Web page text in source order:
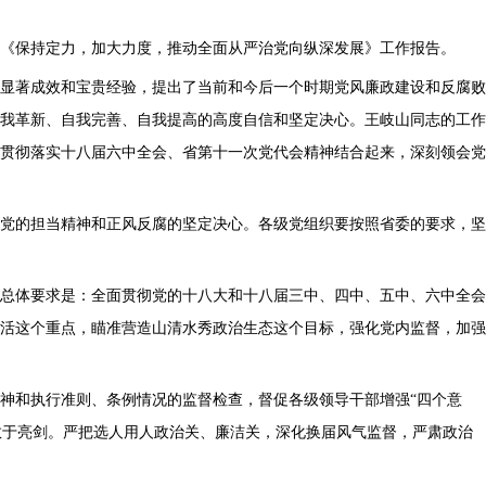
持定力，加大力度，推动全面从严治党向纵深发展》工作报告。
著成效和宝贵经验，提出了当前和今后一个时期党风廉政建设和反腐败
革新、自我完善、自我提高的高度自信和坚定决心。王岐山同志的工作
彻落实十八届六中全会、省第十一次党代会精神结合起来，深刻领会党
的担当精神和正风反腐的坚定决心。各级党组织要按照省委的要求，坚
体要求是：全面贯彻党的十八大和十八届三中、四中、五中、六中全会
这个重点，瞄准营造山清水秀政治生态这个目标，强化党内监督，加强
和执行准则、条例情况的监督检查，督促各级领导干部增强“四个意
亮剑。严把选人用人政治关、廉洁关，深化换届风气监督，严肃政治